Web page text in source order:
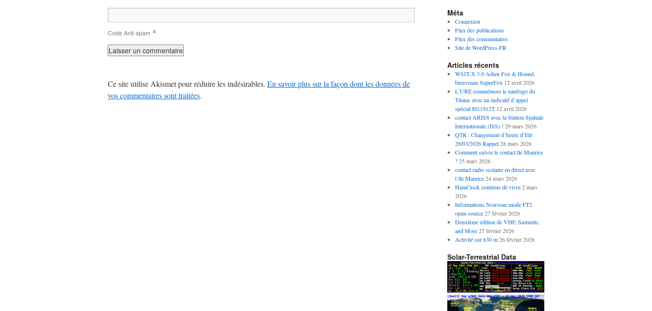
Code Anti-spam *
Ce site utilise Akismet pour réduire les indésirables. En savoir plus sur la façon dont les données de
vos commentaires sont traitées.
Méta
Connexion
Flux des publications
Flux des commentaires
Site de WordPress-FR
Articles récents
WSJT-X 3.0 Adieu Fox & Hound,
bienvenue SuperFox 12 avril 2026
L’URE commémore le naufrage du
Titanic avec un indicatif d’appel
spécial EG1912T 12 avril 2026
contact ARISS avec la Station Spatiale
Internationale (ISS) ! 29 mars 2026
QTR : Changement d’heure d’Eté
28/03/2026 Rappel 28 mars 2026
Comment suivre le contact île Maurice
? 25 mars 2026
contact radio scolaire en direct avec
l’île Maurice 24 mars 2026
HamClock continue de vivre 2 mars
2026
Informations Nouveau mode FT2
open-source 27 février 2026
Deuxième édition de VHF, Summits,
and More 27 février 2026
Activité sur 630 m 26 février 2026
Solar-Terrestrial Data